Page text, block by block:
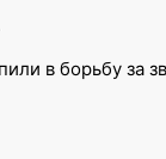
в борьбу за